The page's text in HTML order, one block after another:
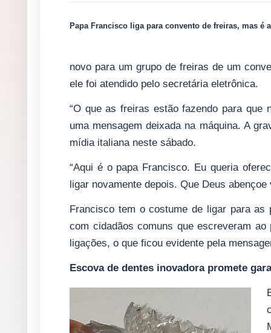
Papa Francisco liga para convento de freiras, mas é
novo para um grupo de freiras de um
ele foi atendido pelo secretária eletrônica.
“O que as freiras estão fazendo para que
uma mensagem deixada na máquina. A
mídia italiana neste sábado.
“Aqui é o papa Francisco. Eu queria
ligar novamente depois. Que Deus abençoe
Francisco tem o costume de ligar para
com cidadãos comuns que escreveram
ligações, o que ficou evidente pela
Escova de dentes inovadora promete